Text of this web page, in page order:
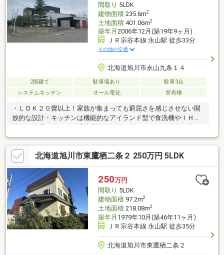
間取り 5LDK
建物面積235.6m2
土地面積401.06m2
築年月 2006年12月(築19年9ヶ月)
ＪＲ宗谷本線 永山駅 徒歩33分
その他の交通
北海道旭川市永山九条１４
2階建て 駐車場あり
駐車3台
システムキッチン
オール電化 所有権
・ＬＤＫ２０畳以上！家族が集まっても窮屈さを感じさせない開
放的な設計・キッチンは機能的なアイランド型で食洗機やＩＨを
空間もあり、モダンな洋室との対比を楽しめるデザインです♪・全
居室収納に大型のＷＩＣも設置されており衣類をすっきりと収納
できます複層ガラスや複層サッシを採用し、断熱性に配慮した構
造で一年中心地よく過ごせます・南東・南西の角地に位置し、前
面道路は１１ｍと広く、駐車もスムーズ■周辺環境・ツルハドラ
ッグ旭川永山６条店：車３分・セブン－イレブン旭川永山７条
店：徒歩９分・イオン旭川永山店：車５分
北海道旭川市東鷹栖二条２ 250万円 5LDK
250万円
間取り 5LDK
建物面積97.2m2
土地面積218.08m2
築年月 1979年10月(築46年11ヶ月)
ＪＲ宗谷本線 永山駅 徒歩35分
北海道旭川市東鷹栖二条２